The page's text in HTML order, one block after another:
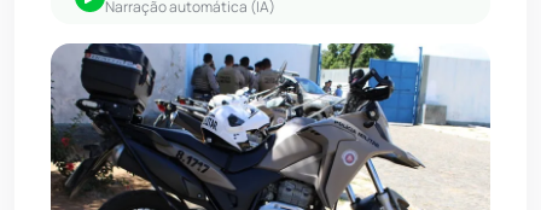
Narração automática (IA)